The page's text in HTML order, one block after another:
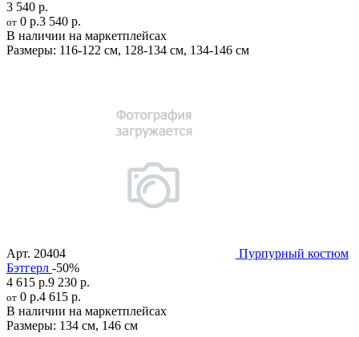
3 540 р.
от 0 р.3 540 р.
В наличии на маркетплейсах
Размеры: 116-122 см, 128-134 см, 134-146 см
Арт. 20404
Пурпурный костюм
Бэтгерл -50%
4 615 р.9 230 р.
от 0 р.4 615 р.
В наличии на маркетплейсах
Размеры: 134 см, 146 см